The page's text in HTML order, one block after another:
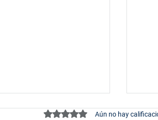
Obtuvo 0 de 5 estrellas.
Aún no hay